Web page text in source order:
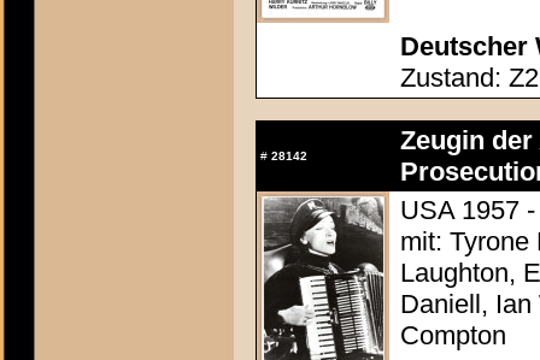
Deutscher
Zustand: Z2
# 28142
Zeugin
USA 1957
mit: Tyrone
Laughton,
Daniell, Ian
Compton